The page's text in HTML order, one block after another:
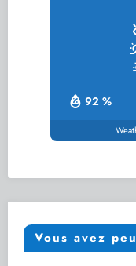
92 %
Vous avez